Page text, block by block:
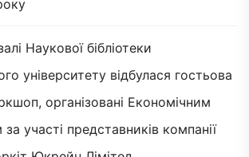
Наукової бібліотеки
університету відбулася гостьова
організовані Економічним
участі представників компанії